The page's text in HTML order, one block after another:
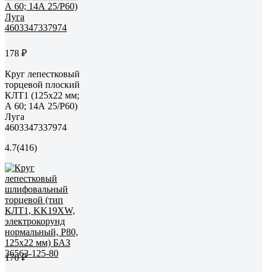
178 ₽
Круг лепестковый
торцевой плоский
КЛТ1 (125х22 мм;
А 60; 14А 25/Р60)
Луга
4603347337974
4.7(416)
170 ₽